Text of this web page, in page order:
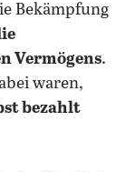
Bekämpfung
Vermögens.
waren,
bezahlt